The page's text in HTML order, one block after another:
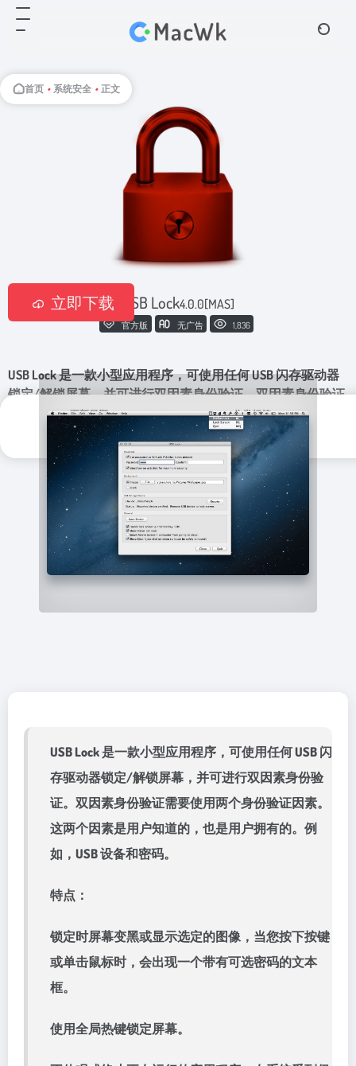
首页 • 系统安全 • 正文
USB Lock4.0.0[MAS]
官方版 无广告 1,836
USB Lock 是一款小型应用程序，可使用任何 USB 闪存驱动器
锁定/解锁屏幕，并可进行双因素身份验证。双因素身份验证
需要使用两个身份验证因素。这两个因素是用户知道的，也
是用户拥有的。例如，USB 设备和密码
更新日期：
2023年 8月 8日
分类标签：
系统安全
立即下载
USB Lock 是一款小型应用程序，可使用任何 USB 闪
存驱动器锁定/解锁屏幕，并可进行双因素身份验
证。双因素身份验证需要使用两个身份验证因素。
这两个因素是用户知道的，也是用户拥有的。例
如，USB 设备和密码。
特点：
锁定时屏幕变黑或显示选定的图像，当您按下按键
或单击鼠标时，会出现一个带有可选密码的文本
框。
使用全局热键锁定屏幕。